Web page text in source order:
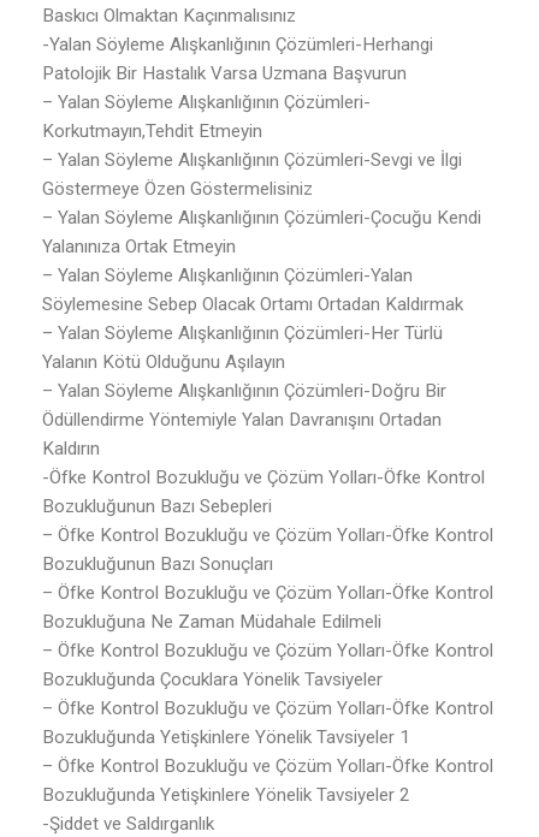
Baskıcı Olmaktan Kaçınmalısınız
-Yalan Söyleme Alışkanlığının Çözümleri-Herhangi
Patolojik Bir Hastalık Varsa Uzmana Başvurun
– Yalan Söyleme Alışkanlığının Çözümleri-
Korkutmayın,Tehdit Etmeyin
– Yalan Söyleme Alışkanlığının Çözümleri-Sevgi ve İlgi
Göstermeye Özen Göstermelisiniz
– Yalan Söyleme Alışkanlığının Çözümleri-Çocuğu Kendi
Yalanınıza Ortak Etmeyin
– Yalan Söyleme Alışkanlığının Çözümleri-Yalan
Söylemesine Sebep Olacak Ortamı Ortadan Kaldırmak
– Yalan Söyleme Alışkanlığının Çözümleri-Her Türlü
Yalanın Kötü Olduğunu Aşılayın
– Yalan Söyleme Alışkanlığının Çözümleri-Doğru Bir
Ödüllendirme Yöntemiyle Yalan Davranışını Ortadan
Kaldırın
-Öfke Kontrol Bozukluğu ve Çözüm Yolları-Öfke Kontrol
Bozukluğunun Bazı Sebepleri
– Öfke Kontrol Bozukluğu ve Çözüm Yolları-Öfke Kontrol
Bozukluğunun Bazı Sonuçları
– Öfke Kontrol Bozukluğu ve Çözüm Yolları-Öfke Kontrol
Bozukluğuna Ne Zaman Müdahale Edilmeli
– Öfke Kontrol Bozukluğu ve Çözüm Yolları-Öfke Kontrol
Bozukluğunda Çocuklara Yönelik Tavsiyeler
– Öfke Kontrol Bozukluğu ve Çözüm Yolları-Öfke Kontrol
Bozukluğunda Yetişkinlere Yönelik Tavsiyeler 1
– Öfke Kontrol Bozukluğu ve Çözüm Yolları-Öfke Kontrol
Bozukluğunda Yetişkinlere Yönelik Tavsiyeler 2
-Şiddet ve Saldırganlık